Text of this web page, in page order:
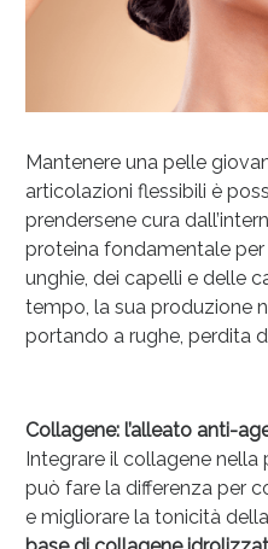
Mantenere una pelle
articolazioni flessibili è
prendersene cura
proteina fondamentale
unghie, dei capelli e delle
tempo, la sua produzione
portando a rughe, perdita
Collagene: l’alleato anti-
Integrare il collagene
può fare la differenza per
e migliorare la tonicità della
Anticellulite e Fanghi: